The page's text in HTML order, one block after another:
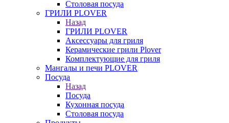
Столовая посуда
ГРИЛИ PLOVER
Назад
ГРИЛИ PLOVER
Аксессуары для гриля
Керамические грили Plover
Комплектующие для гриля
Мангалы и печи PLOVER
Посуда
Назад
Посуда
Кухонная посуда
Столовая посуда